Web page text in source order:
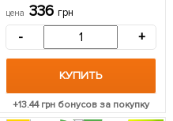
ранний срок созревания) 1
саженец в упаковке
цена 336 грн
- +
КУПИТЬ
+13.44 грн бонусов за покупку